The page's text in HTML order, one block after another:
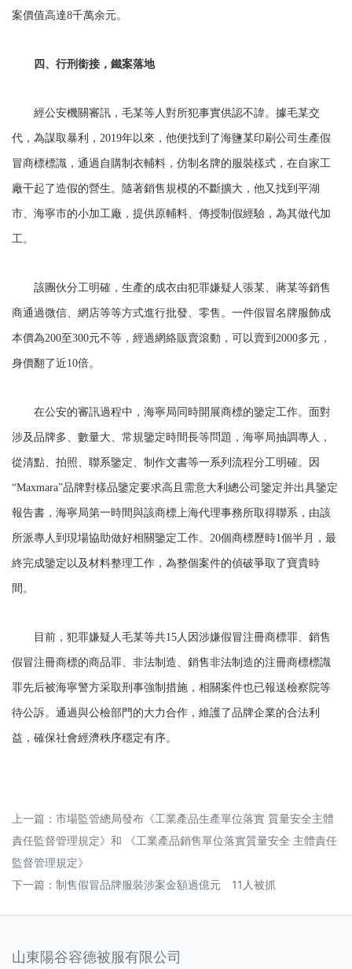
案價值高達8千萬余元。
四、行刑銜接，鐵案落地
經公安機關審訊，毛某等人對所犯事實供認不諱。據毛某交
代，為謀取暴利，2019年以來，他便找到了海鹽某印刷公司生產假
冒商標標識，通過自購制衣輔料，仿制名牌的服裝樣式，在自家工
廠干起了造假的營生。隨著銷售規模的不斷擴大，他又找到平湖
市、海寧市的小加工廠，提供原輔料、傳授制假經驗，為其做代加
工。
該團伙分工明確，生產的成衣由犯罪嫌疑人張某、蔣某等銷售
商通過微信、網店等等方式進行批發、零售。一件假冒名牌服飾成
本價為200至300元不等，經過網絡販賣滾動，可以賣到2000多元，
身價翻了近10倍。
在公安的審訊過程中，海寧局同時開展商標的鑒定工作。面對
涉及品牌多、數量大、常規鑒定時間長等問題，海寧局抽調專人，
從清點、拍照、聯系鑒定、制作文書等一系列流程分工明確。因
“Maxmara”品牌對樣品鑒定要求高且需意大利總公司鑒定并出具鑒定
報告書，海寧局第一時間與該商標上海代理事務所取得聯系，由該
所派專人到現場協助做好相關鑒定工作。20個商標歷時1個半月，最
終完成鑒定以及材料整理工作，為整個案件的偵破爭取了寶貴時
間。
目前，犯罪嫌疑人毛某等共15人因涉嫌假冒注冊商標罪、銷售
假冒注冊商標的商品罪、非法制造、銷售非法制造的注冊商標標識
罪先后被海寧警方采取刑事強制措施，相關案件也已報送檢察院等
待公訴。通過與公檢部門的大力合作，維護了品牌企業的合法利
益，確保社會經濟秩序穩定有序。
上一篇： 市場監管總局發布《工業產品生產單位落實 質量安全主體
責任監督管理規定》和 《工業產品銷售單位落實質量安全 主體責任
監督管理規定》
下一篇： 制售假冒品牌服裝涉案金額過億元 11人被抓
山東陽谷容德被服有限公司